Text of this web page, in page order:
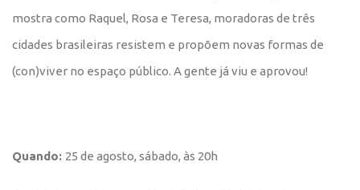
mostra como Raquel, Rosa e Teresa, moradoras de três
cidades brasileiras resistem e propõem novas formas de
(con)viver no espaço público. A gente já viu e aprovou!
Quando: 25 de agosto, sábado, às 20h